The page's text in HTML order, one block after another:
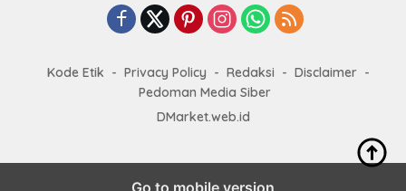
Kode Etik Privacy Policy Redaksi
Disclaimer
Pedoman Media Siber
DMarket.web.id
Go to mobile version